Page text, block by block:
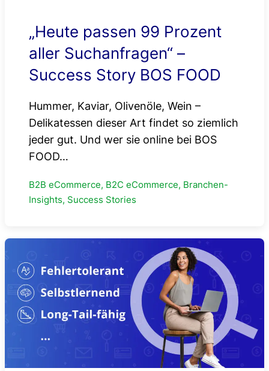
„Heute passen 99 Prozent
aller Suchanfragen“ –
Success Story BOS FOOD
Hummer, Kaviar, Olivenöle, Wein –
Delikatessen dieser Art findet so ziemlich
jeder gut. Und wer sie online bei BOS
FOOD…
B2B eCommerce, B2C eCommerce, Branchen-
Insights, Success Stories